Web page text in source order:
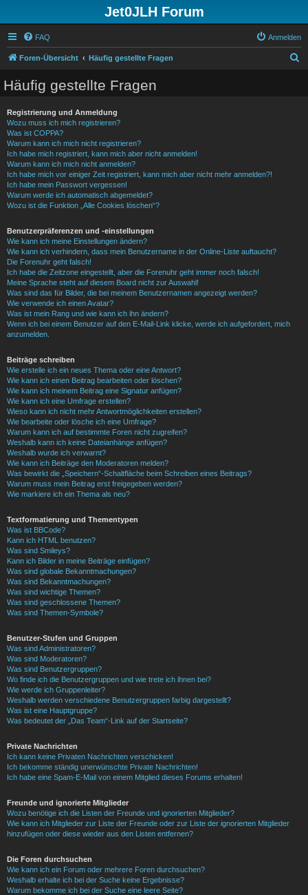
Jet0JLH Forum
FAQ Anmelden
Foren-Übersicht Häufig gestellte Fragen
Häufig gestellte Fragen
Registrierung und Anmeldung
Wozu muss ich mich registrieren?
Was ist COPPA?
Warum kann ich mich nicht registrieren?
Ich habe mich registriert, kann mich aber nicht anmelden!
Warum kann ich mich nicht anmelden?
Ich habe mich vor einiger Zeit registriert, kann mich aber nicht mehr anmelden?!
Ich habe mein Passwort vergessen!
Warum werde ich automatisch abgemeldet?
Wozu ist die Funktion „Alle Cookies löschen“?
Benutzerpräferenzen und -einstellungen
Wie kann ich meine Einstellungen ändern?
Wie kann ich verhindern, dass mein Benutzername in der Online-Liste auftaucht?
Die Forenuhr geht falsch!
Ich habe die Zeitzone eingestellt, aber die Forenuhr geht immer noch falsch!
Meine Sprache steht auf diesem Board nicht zur Auswahl!
Was sind das für Bilder, die bei meinem Benutzernamen angezeigt werden?
Wie verwende ich einen Avatar?
Was ist mein Rang und wie kann ich ihn ändern?
Wenn ich bei einem Benutzer auf den E-Mail-Link klicke, werde ich aufgefordert, mich
anzumelden.
Beiträge schreiben
Wie erstelle ich ein neues Thema oder eine Antwort?
Wie kann ich einen Beitrag bearbeiten oder löschen?
Wie kann ich meinem Beitrag eine Signatur anfügen?
Wie kann ich eine Umfrage erstellen?
Wieso kann ich nicht mehr Antwortmöglichkeiten erstellen?
Wie bearbeite oder lösche ich eine Umfrage?
Warum kann ich auf bestimmte Foren nicht zugreifen?
Weshalb kann ich keine Dateianhänge anfügen?
Weshalb wurde ich verwarnt?
Wie kann ich Beiträge den Moderatoren melden?
Was bewirkt die „Speichern“-Schaltfläche beim Schreiben eines Beitrags?
Warum muss mein Beitrag erst freigegeben werden?
Wie markiere ich ein Thema als neu?
Textformatierung und Thementypen
Was ist BBCode?
Kann ich HTML benutzen?
Was sind Smileys?
Kann ich Bilder in meine Beiträge einfügen?
Was sind globale Bekanntmachungen?
Was sind Bekanntmachungen?
Was sind wichtige Themen?
Was sind geschlossene Themen?
Was sind Themen-Symbole?
Benutzer-Stufen und Gruppen
Was sind Administratoren?
Was sind Moderatoren?
Was sind Benutzergruppen?
Wo finde ich die Benutzergruppen und wie trete ich ihnen bei?
Wie werde ich Gruppenleiter?
Weshalb werden verschiedene Benutzergruppen farbig dargestellt?
Was ist eine Hauptgruppe?
Was bedeutet der „Das Team“-Link auf der Startseite?
Private Nachrichten
Ich kann keine Privaten Nachrichten verschicken!
Ich bekomme ständig unerwünschte Private Nachrichten!
Ich habe eine Spam-E-Mail von einem Mitglied dieses Forums erhalten!
Freunde und ignorierte Mitglieder
Wozu benötige ich die Listen der Freunde und ignorierten Mitglieder?
Wie kann ich Mitglieder zur Liste der Freunde oder zur Liste der ignorierten Mitglieder
hinzufügen oder diese wieder aus den Listen entfernen?
Die Foren durchsuchen
Wie kann ich ein Forum oder mehrere Foren durchsuchen?
Weshalb erhalte ich bei der Suche keine Ergebnisse?
Warum bekomme ich bei der Suche eine leere Seite?